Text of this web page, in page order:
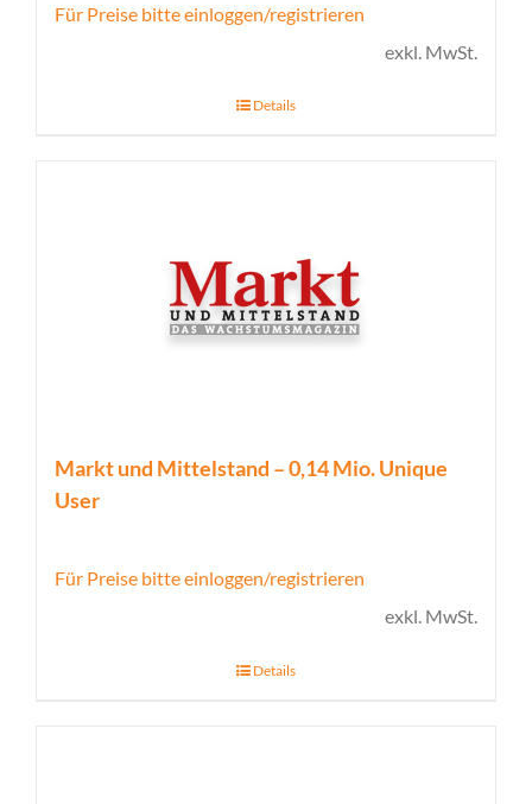
Für Preise bitte einloggen/registrieren
exkl. MwSt.
Details
Markt und Mittelstand – 0,14 Mio. Unique
User
Für Preise bitte einloggen/registrieren
exkl. MwSt.
Details